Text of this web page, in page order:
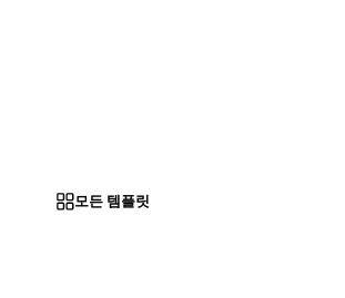
모든 템플릿